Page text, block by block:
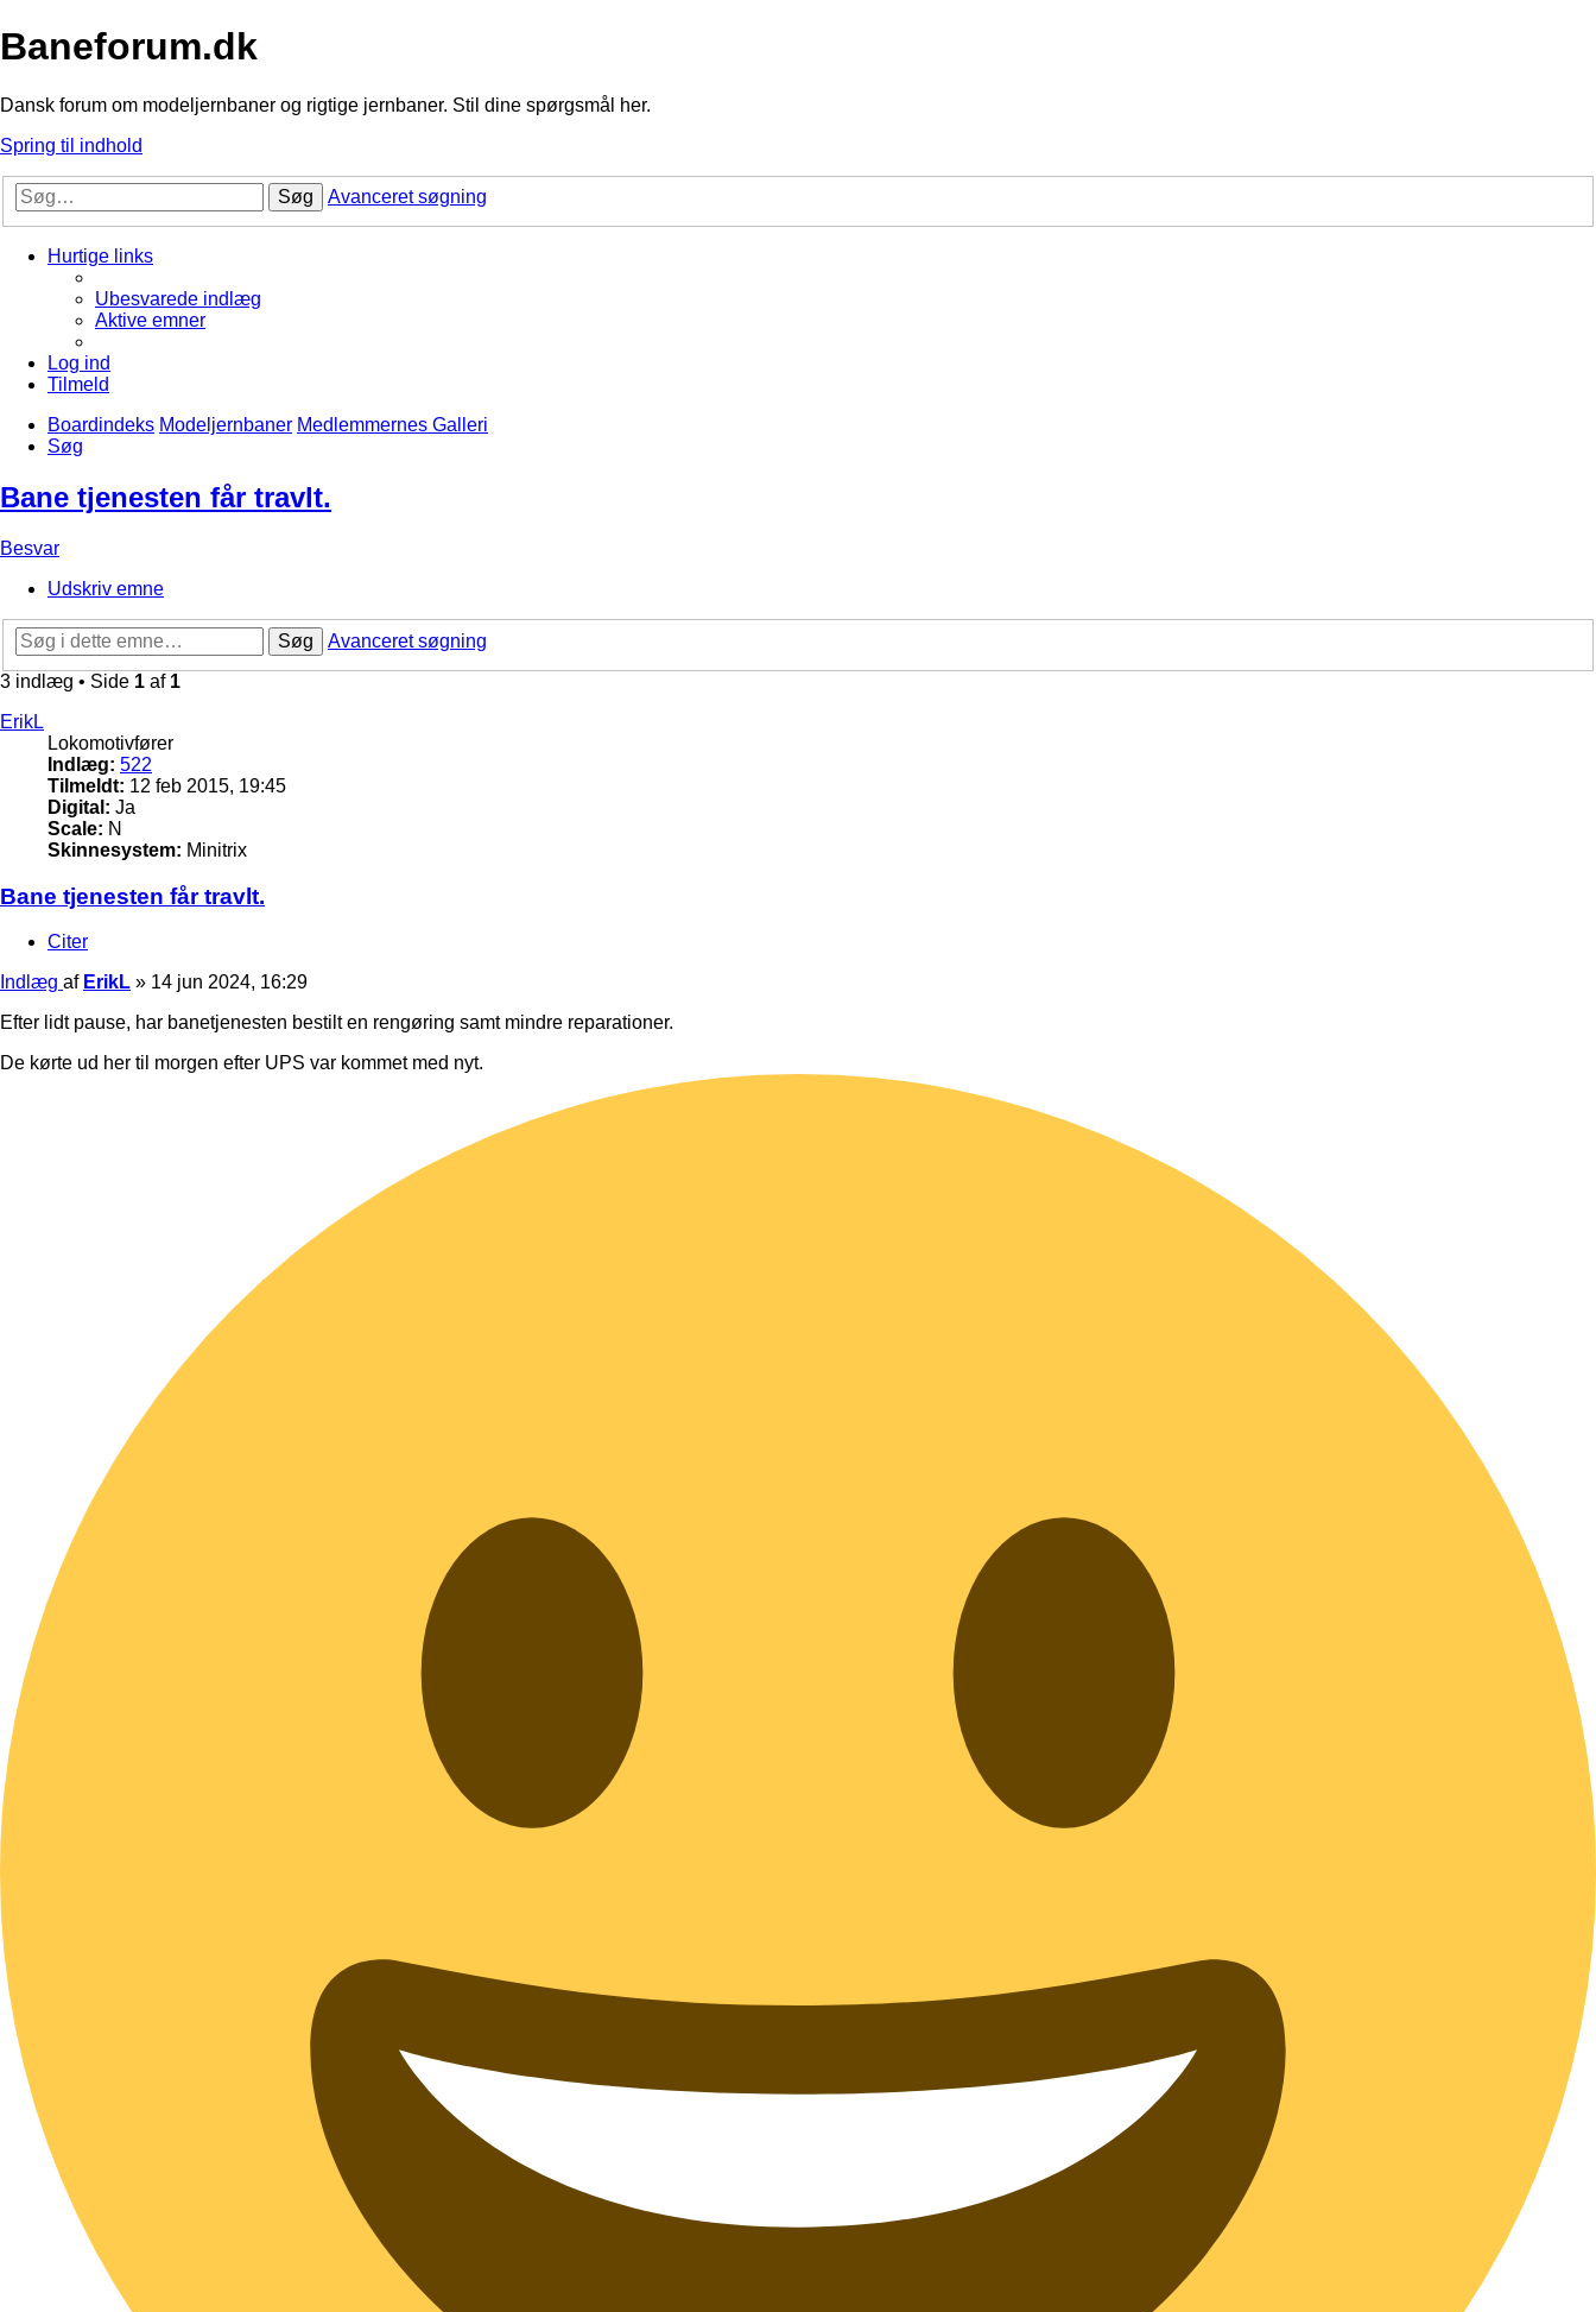
Baneforum.dk
Dansk forum om modeljernbaner og rigtige jernbaner. Stil dine spørgsmål her.
Spring til indhold
Søg Avanceret søgning
Hurtige links
Ubesvarede indlæg
Aktive emner
Log ind
Tilmeld
Boardindeks Modeljernbaner Medlemmernes Galleri
Søg
Bane tjenesten får travlt.
Besvar
Udskriv emne
Søg
Avanceret søgning
3 indlæg • Side 1 af 1
ErikL
Lokomotivfører
Indlæg: 522
Tilmeldt: 12 feb 2015, 19:45
Digital: Ja
Scale: N
Skinnesystem: Minitrix
Bane tjenesten får travlt.
Citer
Indlæg af ErikL » 14 jun 2024, 16:29
Efter lidt pause, har banetjenesten bestilt en rengøring samt mindre reparationer.
De kørte ud her til morgen efter UPS var kommet med nyt.